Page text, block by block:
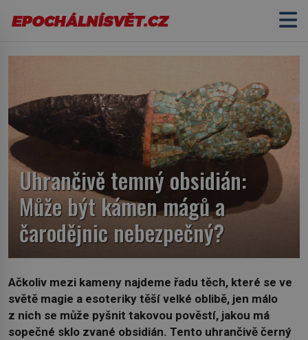
Uhrančivě temný obsidián:
Může být kámen mágů a
čarodějnic nebezpečný?
Ačkoliv mezi kameny najdeme řadu těch, které se ve
světě magie a esoteriky těší velké oblibě, jen málo
z nich se může pyšnit takovou pověstí, jakou má
sopečné sklo zvané obsidián. Tento uhrančivě černý